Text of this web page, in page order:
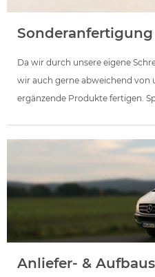
Sonderanfertigung
Da wir durch unsere eigene
wir auch gerne abweichend
ergänzende Produkte fertigen.
Anliefer- &